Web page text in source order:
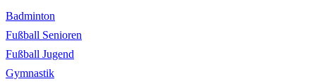
Badminton
Fußball Senioren
Fußball Jugend
Gymnastik